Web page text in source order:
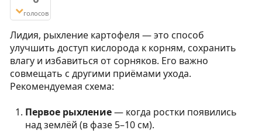
голосов
Лидия, рыхление картофеля — это способ
улучшить доступ кислорода к корням, сохранить
влагу и избавиться от сорняков. Его важно
совмещать с другими приёмами ухода.
Рекомендуемая схема:
Первое рыхление— когда ростки появились
над землёй (в фазе 5–10 см).